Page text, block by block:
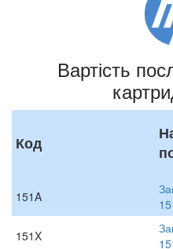
Вартість
Код
151A
151X